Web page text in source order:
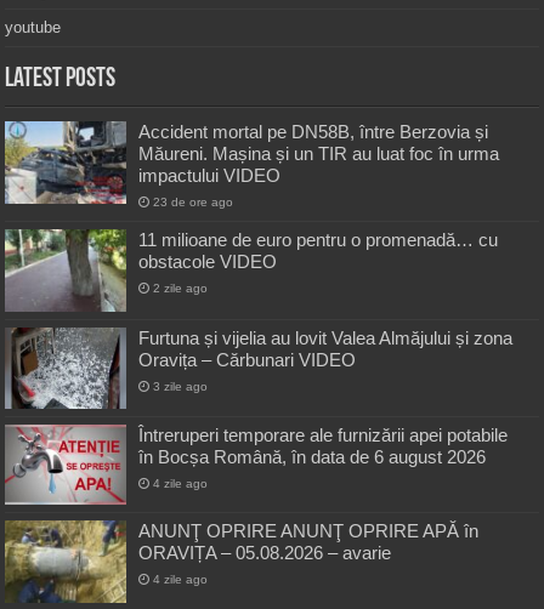
youtube
Latest Posts
Accident mortal pe DN58B, între Berzovia și
Măureni. Mașina și un TIR au luat foc în urma
impactului VIDEO
23 de ore ago
11 milioane de euro pentru o promenadă… cu
obstacole VIDEO
2 zile ago
Furtuna și vijelia au lovit Valea Almăjului și zona
Oravița – Cărbunari VIDEO
3 zile ago
Întreruperi temporare ale furnizării apei potabile
în Bocșa Română, în data de 6 august 2026
4 zile ago
ANUNŢ OPRIRE ANUNŢ OPRIRE APĂ în
ORAVIȚA – 05.08.2026 – avarie
4 zile ago